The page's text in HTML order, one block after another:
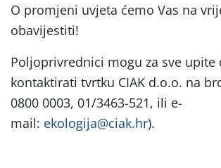
O promjeni uvjeta ćemo Vas na
obavijestiti!
Poljoprivrednici mogu za sve upite
kontaktirati tvrtku CIAK d.o.o. na
0800 0003, 01/3463-521, ili e-
mail: ekologija@ciak.hr).